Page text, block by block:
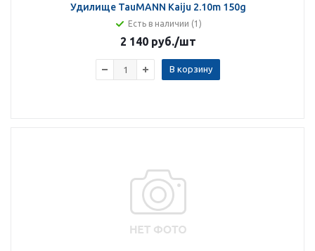
Удилище TauMANN Kaiju 2.10m 150g
Есть в наличии (1)
2 140 руб./шт
В корзину